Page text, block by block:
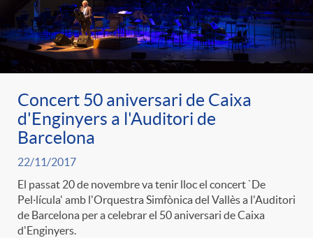
Concert 50 aniversari de Caixa
d'Enginyers a l'Auditori de
Barcelona
22/11/2017
El passat 20 de novembre va tenir lloc el concert `De
Pel·lícula' amb l'Orquestra Simfònica del Vallès a l'Auditori
de Barcelona per a celebrar el 50 aniversari de Caixa
d'Enginyers.